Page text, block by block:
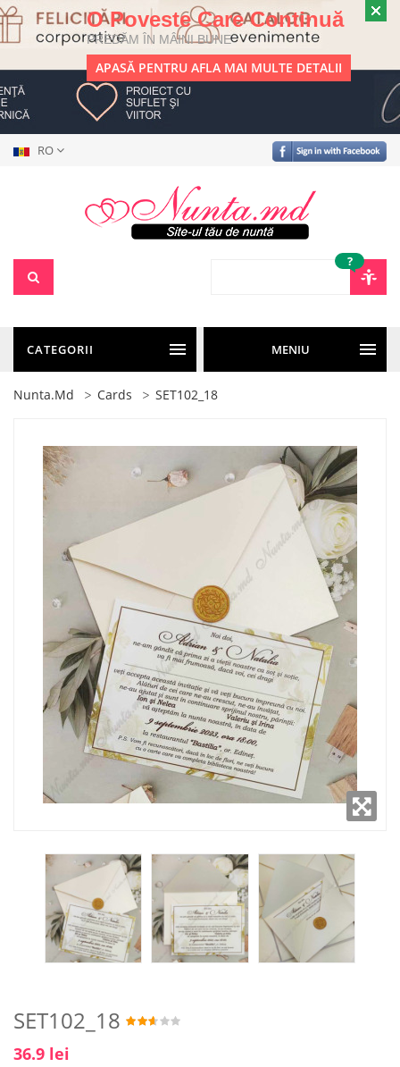
O Poveste Care Continuă
PREDĂM ÎN MÂINI BUNE
APASĂ PENTRU AFLA MAI MULTE DETALII
RO
?
CATEGORII MENIU
Nunta.md Cards SET102_18
SET102_18
36.9 lei